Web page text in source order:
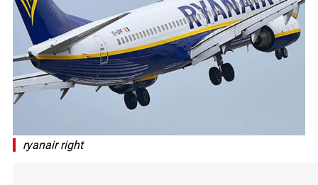
ryanair right